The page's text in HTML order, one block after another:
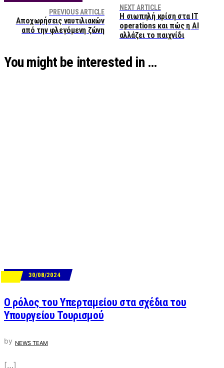
PREVIOUS ARTICLE
Αποχωρήσεις ναυτιλιακών
από την φλεγόμενη ζώνη
NEXT ARTICLE
Η σιωπηλή κρίση στα IT
οperations και πώς η AI
αλλάζει το παιχνίδι
You might be interested in …
30/08/2024
Ο ρόλος του Υπερταμείου στα σχέδια του
Υπουργείου Τουρισμού
by NEWS TEAM
[…]